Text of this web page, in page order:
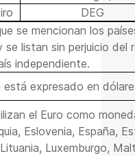
DEG
se mencionan los
listan sin perjuicio del
independiente.
expresado en
el Euro como
Eslovenia, España,
Luxemburgo,